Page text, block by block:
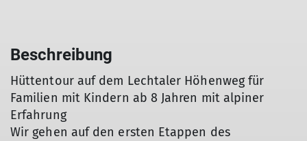
Beschreibung
Hüttentour auf dem Lechtaler Höhenweg für
Familien mit Kindern ab 8 Jahren mit alpiner
Erfahrung
Wir gehen auf den ersten Etappen des